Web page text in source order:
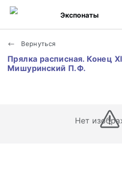
Экспонаты
Вернуться
Прялка расписная. Конец
Мишуринский П.Ф.
Нет